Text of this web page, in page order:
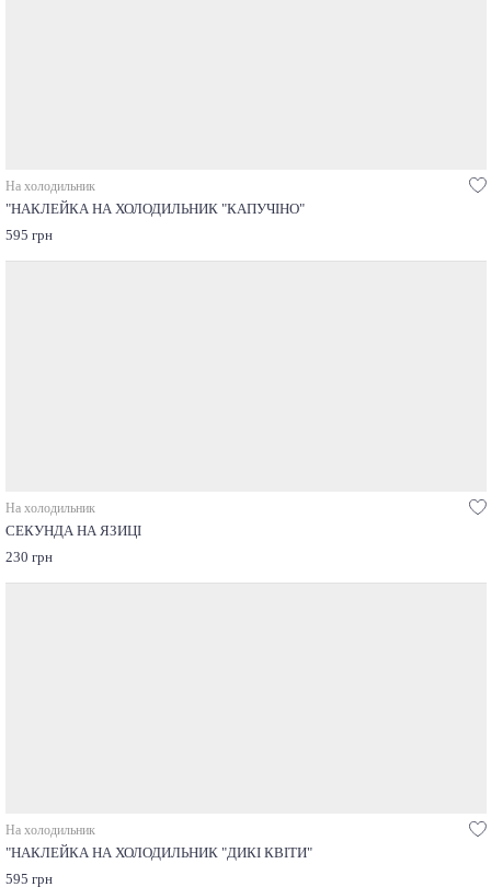
На холодильник
"НАКЛЕЙКА НА ХОЛОДИЛЬНИК "КАПУЧІНО"
595 грн
На холодильник
СЕКУНДА НА ЯЗИЦІ
230 грн
На холодильник
"НАКЛЕЙКА НА ХОЛОДИЛЬНИК "ДИКІ КВІТИ"
595 грн